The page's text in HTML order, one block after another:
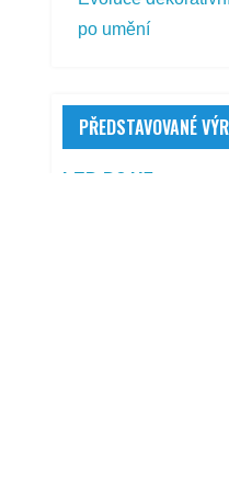
po umění
PŘEDSTAVOVANÉ
LED D8 H7 cree